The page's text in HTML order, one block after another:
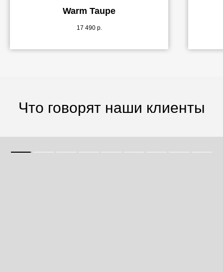
Warm Taupe
17 490 р.
Что говорят наши клиенты